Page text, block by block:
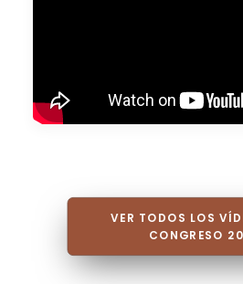
VER TODOS LOS
CONGRESO